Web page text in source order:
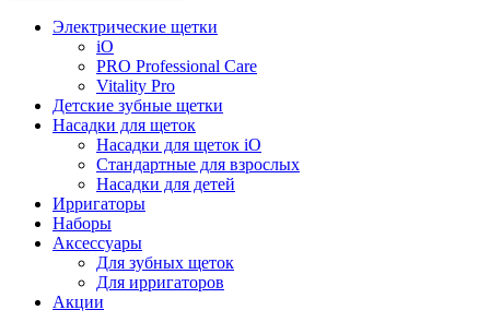
Электрические щетки
iO
PRO Professional Care
Vitality Pro
Детские зубные щетки
Насадки для щеток
Насадки для щеток iO
Стандартные для взрослых
Насадки для детей
Ирригаторы
Наборы
Аксессуары
Для зубных щеток
Для ирригаторов
Акции